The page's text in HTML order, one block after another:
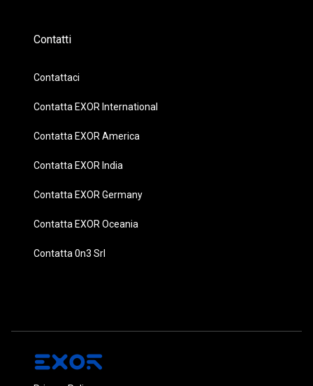
Contatti
Contattaci
Contatta EXOR International
Contatta EXOR America
Contatta EXOR India
Contatta EXOR Germany
Contatta EXOR Oceania
Contatta 0n3 Srl